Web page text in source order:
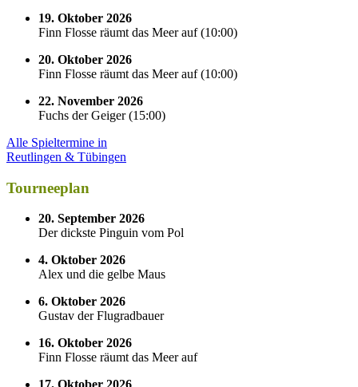
19. Oktober 2026
Finn Flosse räumt das Meer auf(10:00)
20. Oktober 2026
Finn Flosse räumt das Meer auf(10:00)
22. November 2026
Fuchs der Geiger(15:00)
Alle Spieltermine in
Reutlingen & Tübingen
Tourneeplan
20. September 2026
Der dickste Pinguin vom Pol
4. Oktober 2026
Alex und die gelbe Maus
6. Oktober 2026
Gustav der Flugradbauer
16. Oktober 2026
Finn Flosse räumt das Meer auf